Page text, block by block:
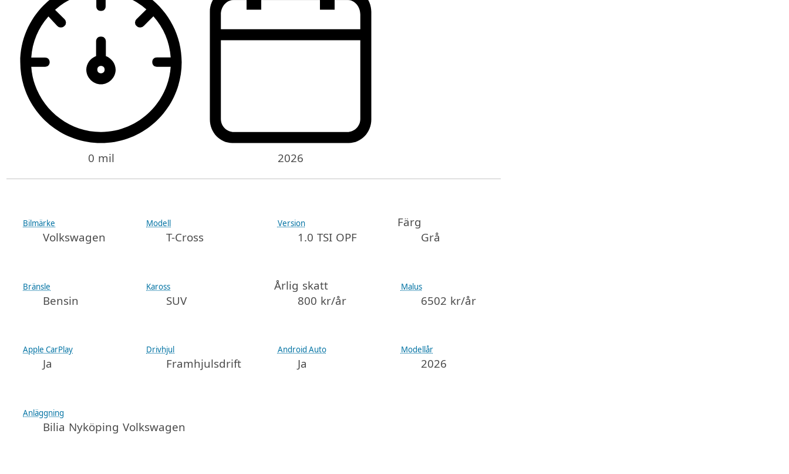
0 mil 2026
Bilmärke
Volkswagen
Modell
T-Cross
Version
1.0 TSI OPF
Färg
Grå
Bränsle
Bensin
Kaross
SUV
Årlig skatt
800 kr/år
Malus
6502 kr/år
Apple CarPlay
Ja
Drivhjul
Framhjulsdrift
Android Auto
Ja
Modellår
2026
Anläggning
Bilia Nyköping Volkswagen